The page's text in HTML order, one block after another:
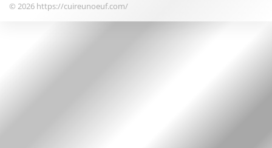
© 2026 https://cuireunoeuf.com/